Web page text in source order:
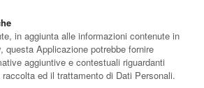
in aggiunta alle informazioni contenute in
questa Applicazione potrebbe fornire
aggiuntive e contestuali riguardanti
ed il trattamento di Dati Personali.